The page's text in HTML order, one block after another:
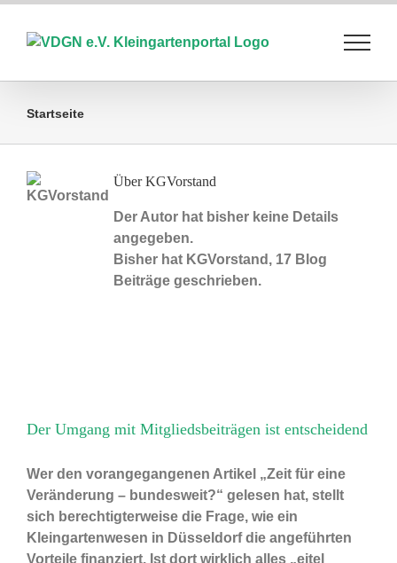
Inhalt
Startseite
ÜberKGVorstand
Der Autor hat bisher keine Details
angegeben.
Bisher hat KGVorstand, 17 Blog
Beiträge geschrieben.
Der Umgang mit Mitgliedsbeiträgen ist entscheidend
Wer den vorangegangenen Artikel „Zeit für eine
Veränderung – bundesweit?“ gelesen hat, stellt
sich berechtigterweise die Frage, wie ein
Kleingartenwesen in Düsseldorf die angeführten
Vorteile finanziert. Ist dort wirklich alles „eitel